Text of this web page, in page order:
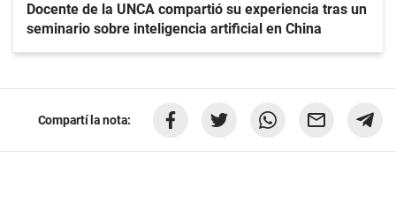
Docente de la UNCA compartió su experiencia tras un
seminario sobre inteligencia artificial en China
Compartí la nota: